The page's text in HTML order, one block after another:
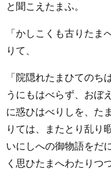
と聞こえたまふ。
「かしこくも古りたま
りて、
「院隠れたまひてのち
うにもはべらず、おぼ
に惑ひはべりしを、た
りては、またとり乱り
いにしへの御物語をだ
く思ひたまへわたりつ